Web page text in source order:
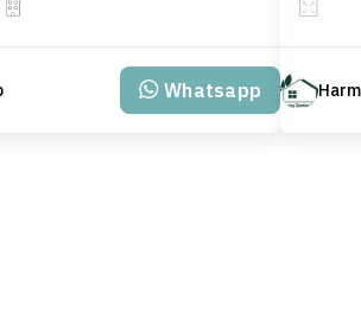
Whatsapp